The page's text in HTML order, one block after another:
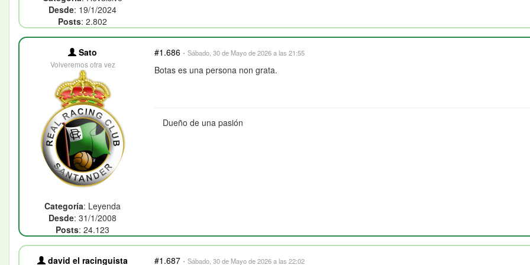
Desde: 19/1/2024
Posts: 2.802
Sato
Volveremos otra vez
Categoría: Leyenda
Desde: 31/1/2008
Posts: 24.123
#1.686 · Sábado, 30 de Mayo de 2026 a las 21:55
Botas es una persona non grata.
Dueño de una pasión
david el racinguista #1.687 · Sábado, 30 de Mayo de 2026 a las 22:02